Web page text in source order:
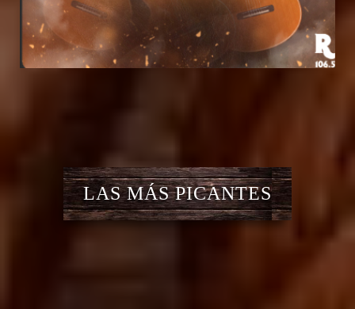
LAS MÁS PICANTES